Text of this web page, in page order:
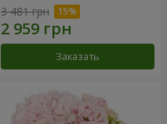
3 481 грн
Заказать